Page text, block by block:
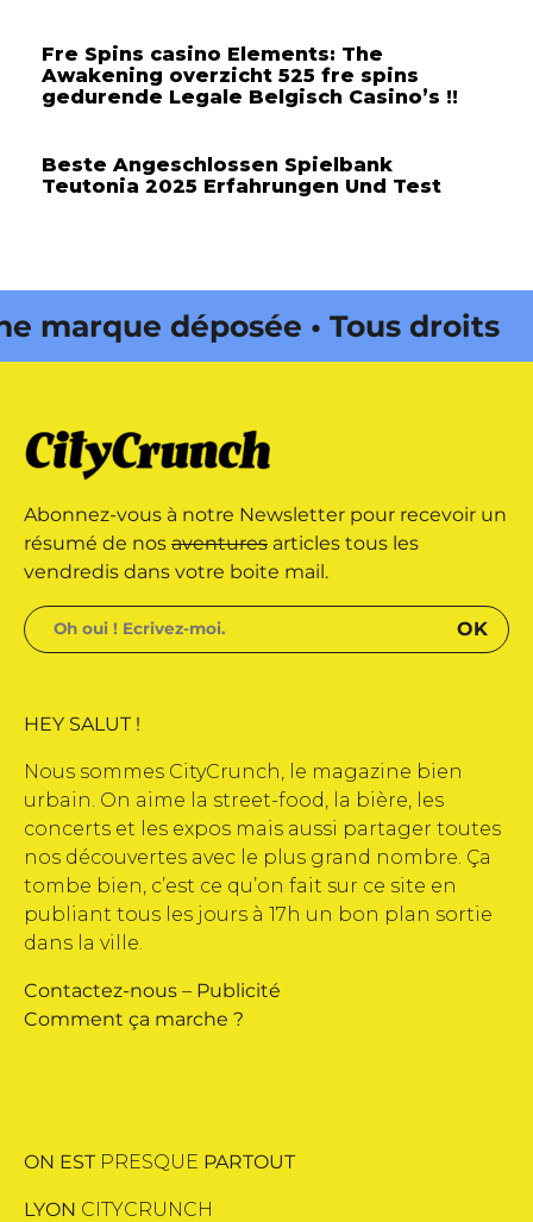
Fre Spins casino Elements: The
Awakening overzicht 525 fre spins
gedurende Legale Belgisch Casino’s !!
Beste Angeschlossen Spielbank
Teutonia 2025 Erfahrungen Und Test
déposée • Tous droits
déposée • Tous droits
par Buena Onda Web •
Abonnez-vous à notre Newsletter pour recevoir un
résumé de nos aventures articles tous les
vendredis dans votre boite mail.
HEY SALUT !
Nous sommes CityCrunch, le magazine bien
urbain. On aime la street-food, la bière, les
concerts et les expos mais aussi partager toutes
nos découvertes avec le plus grand nombre. Ça
tombe bien, c’est ce qu’on fait sur ce site en
publiant tous les jours à 17h un bon plan sortie
dans la ville.
Contactez-nous – Publicité
Comment ça marche ?
ON EST PRESQUE PARTOUT
LYON CITYCRUNCH